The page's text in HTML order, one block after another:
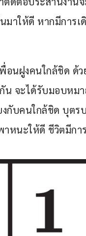
มาให้ดี หากมีการ
นฝูงคนใกล้ชิด ด้
น จะได้รับมอบหม
กับคนใกล้ชิด บุตร
หนะให้ดี ชีวิตมีก